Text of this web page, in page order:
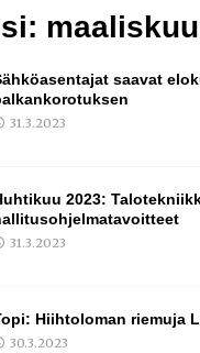
saavat
31.3.2023
2023:
31.3.2023
Hiihtoloman riemuja
30.3.2023